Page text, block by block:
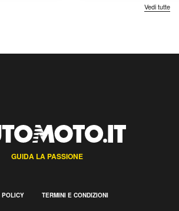
Vedi tutte
GUIDA LA PASSIONE
POLICY TERMINI E CONDIZIONI